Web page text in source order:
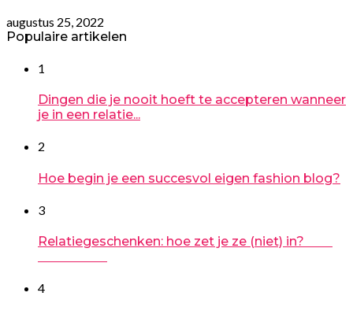
augustus 25, 2022
Populaire artikelen
1
Dingen die je nooit hoeft te accepteren wanneer
je in een relatie...
2
Hoe begin je een succesvol eigen fashion blog?
3
Relatiegeschenken: hoe zet je ze (niet) in?
4